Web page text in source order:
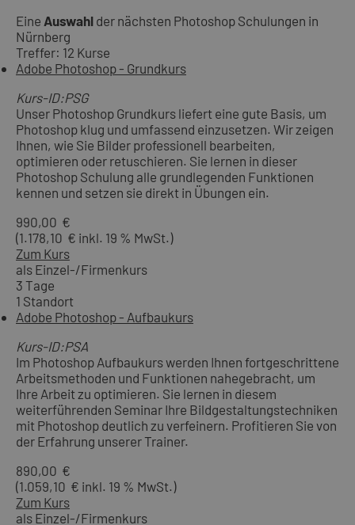
Eine Auswahl der nächsten Photoshop Schulungen in
Nürnberg
Treffer: 12 Kurse
Adobe Photoshop - Grundkurs
Kurs-ID:PSG
Unser Photoshop Grundkurs liefert eine gute Basis, um
Photoshop klug und umfassend einzusetzen. Wir zeigen
Ihnen, wie Sie Bilder professionell bearbeiten,
optimieren oder retuschieren. Sie lernen in dieser
Photoshop Schulung alle grundlegenden Funktionen
kennen und setzen sie direkt in Übungen ein.
990,00 €
(1.178,10 € inkl. 19 % MwSt.)
Zum Kurs
als Einzel-/Firmenkurs
3 Tage
1 Standort
Adobe Photoshop - Aufbaukurs
Kurs-ID:PSA
Im Photoshop Aufbaukurs werden Ihnen fortgeschrittene
Arbeitsmethoden und Funktionen nahegebracht, um
Ihre Arbeit zu optimieren. Sie lernen in diesem
weiterführenden Seminar Ihre Bildgestaltungstechniken
mit Photoshop deutlich zu verfeinern. Profitieren Sie von
der Erfahrung unserer Trainer.
890,00 €
(1.059,10 € inkl. 19 % MwSt.)
Zum Kurs
als Einzel-/Firmenkurs